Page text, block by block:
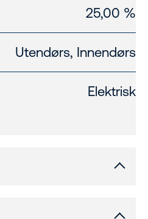
25,00 %
Utendørs, Innendørs
Elektrisk